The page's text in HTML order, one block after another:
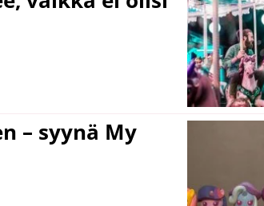
– syynä My